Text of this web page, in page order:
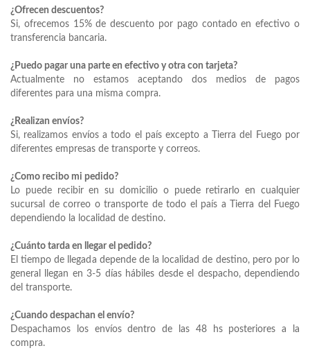
¿Ofrecen descuentos?
Si, ofrecemos 15% de descuento por pago contado en efectivo o
transferencia bancaria.
¿Puedo pagar una parte en efectivo y otra con tarjeta?
Actualmente no estamos aceptando dos medios de pagos
diferentes para una misma compra.
¿Realizan envíos?
Si, realizamos envíos a todo el país excepto a Tierra del Fuego por
diferentes empresas de transporte y correos.
¿Como recibo mi pedido?
Lo puede recibir en su domicilio o puede retirarlo en cualquier
sucursal de correo o transporte de todo el país a Tierra del Fuego
dependiendo la localidad de destino.
¿Cuánto tarda en llegar el pedido?
El tiempo de llegada depende de la localidad de destino, pero por lo
general llegan en 3-5 días hábiles desde el despacho, dependiendo
del transporte.
¿Cuando despachan el envío?
Despachamos los envíos dentro de las 48 hs posteriores a la
compra.